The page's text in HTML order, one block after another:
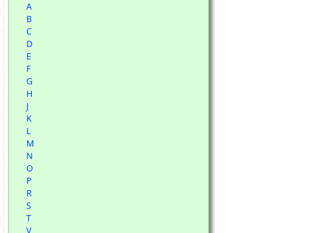
A
B
C
D
E
F
G
H
J
K
L
M
N
O
P
R
S
T
V